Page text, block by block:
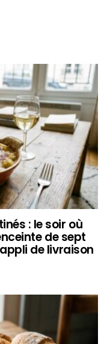
: le soir où
de sept
de livraison